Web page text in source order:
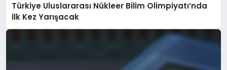
Türkiye Uluslararası Nükleer Bilim Olimpiyatı’nda
İlk Kez Yarışacak